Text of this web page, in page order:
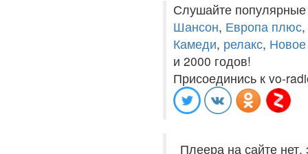
Слушайте
Шансон, Европа плюс,
Камеди, релакс,
и 2000 годов!
Присоединись к vo-
Плеера на сайте нет,